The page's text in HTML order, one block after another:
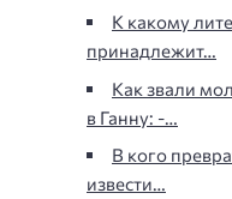
К какому
принадлежит…
Как звали
в Ганну: -…
В кого
извести…